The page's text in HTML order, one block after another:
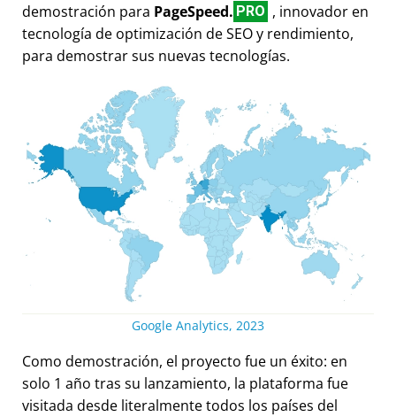
demostración para PageSpeed. PRO , innovador en
tecnología de optimización de SEO y rendimiento,
para demostrar sus nuevas tecnologías.
Google Analytics, 2023
Como demostración, el proyecto fue un éxito: en
solo 1 año tras su lanzamiento, la plataforma fue
visitada desde literalmente todos los países del